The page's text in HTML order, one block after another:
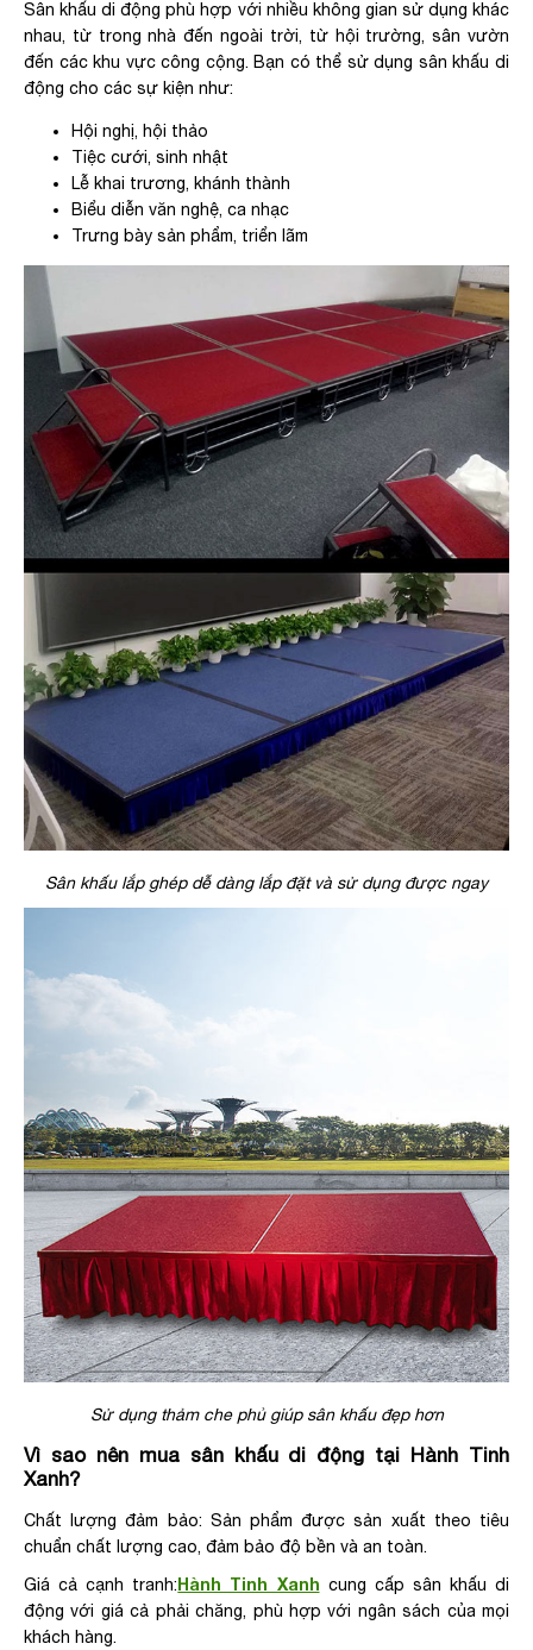
Sân khấu di động phù hợp với nhiều không gian sử dụng khác
nhau, từ trong nhà đến ngoài trời, từ hội trường, sân vườn
đến các khu vực công cộng. Bạn có thể sử dụng sân khấu di
động cho các sự kiện như:
Hội nghị, hội thảo
Tiệc cưới, sinh nhật
Lễ khai trương, khánh thành
Biểu diễn văn nghệ, ca nhạc
Trưng bày sản phẩm, triển lãm
Sân khấu lắp ghép dễ dàng lắp đặt và sử dụng được ngay
Sử dụng thảm che phủ giúp sân khấu đẹp hơn
Vì sao nên mua sân khấu di động tại Hành Tinh
Xanh?
Chất lượng đảm bảo: Sản phẩm được sản xuất theo tiêu
chuẩn chất lượng cao, đảm bảo độ bền và an toàn.
Giá cả cạnh tranh:Hành Tinh Xanh cung cấp sân khấu di
động với giá cả phải chăng, phù hợp với ngân sách của mọi
khách hàng.